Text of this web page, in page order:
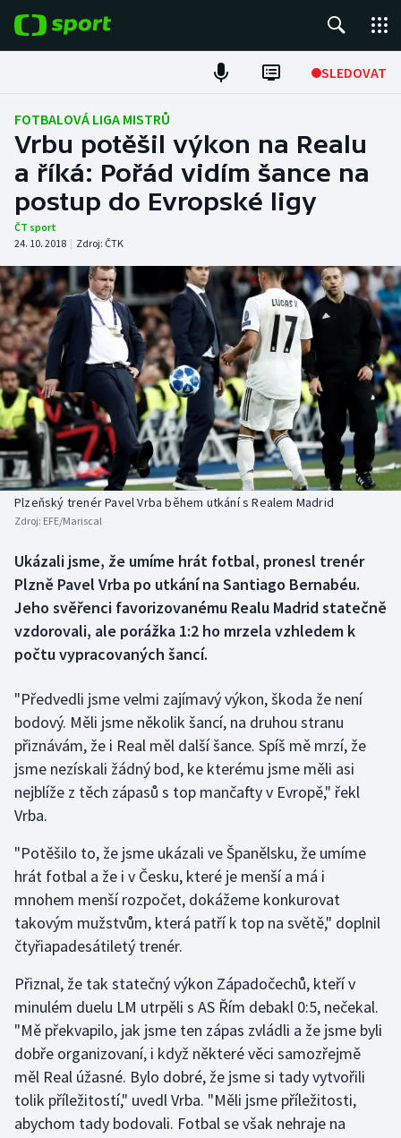
SLEDOVAT
Fotbal
Hokej
Tenis
Atletika
Cyklistika
DALŠÍ SPORTY
Americký fotbal
Baseball a softbal
Basketbal
Biatlon
Box
Curling
Florbal
Golf
Gymnastika
Házená
Jezdectví
Krasobruslení
Lezení
Lyže a snowboard
NEPŘEHLÉDNĚTE
Soutěže
Historické návraty
Aplikace ČT sport
FOTBALOVÁ LIGA MISTRŮ
Vrbu potěšil výkon na Realu
a říká: Pořád vidím šance na
postup do Evropské ligy
ČT sport
24. 10. 2018 | Zdroj: ČTK
Plzeňský trenér Pavel Vrba během utkání s Realem Madrid
Zdroj: EFE/Mariscal
Ukázali jsme, že umíme hrát fotbal, pronesl trenér
Plzně Pavel Vrba po utkání na Santiago Bernabéu.
Jeho svěřenci favorizovanému Realu Madrid statečně
vzdorovali, ale porážka 1:2 ho mrzela vzhledem k
počtu vypracovaných šancí.
"Předvedli jsme velmi zajímavý výkon, škoda že není
bodový. Měli jsme několik šancí, na druhou stranu
přiznávám, že i Real měl další šance. Spíš mě mrzí, že
jsme nezískali žádný bod, ke kterému jsme měli asi
nejblíže z těch zápasů s top mančafty v Evropě," řekl
Vrba.
"Potěšilo to, že jsme ukázali ve Španělsku, že umíme
hrát fotbal a že i v Česku, které je menší a má i
mnohem menší rozpočet, dokážeme konkurovat
takovým mužstvům, která patří k top na světě," doplnil
čtyřiapadesátiletý trenér.
Přiznal, že tak statečný výkon Západočechů, kteří v
minulém duelu LM utrpěli s AS Řím debakl 0:5, nečekal.
"Mě překvapilo, jak jsme ten zápas zvládli a že jsme byli
dobře organizovaní, i když některé věci samozřejmě
měl Real úžasné. Bylo dobré, že jsme si tady vytvořili
tolik příležitostí," uvedl Vrba. "Měli jsme příležitosti,
abychom tady bodovali. Fotbal se však nehraje na